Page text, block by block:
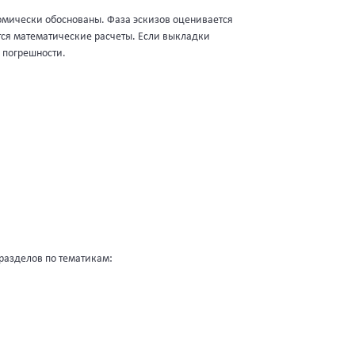
обоснованы. Фаза эскизов оценивается
математические расчеты. Если выкладки
по тематикам: